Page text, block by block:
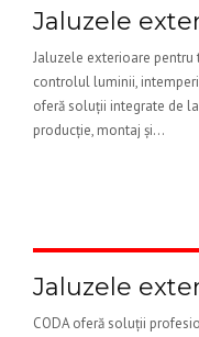
Jaluzele
Jaluzele exterioare pentru
controlul luminii,
oferă soluții integrate de
producție, montaj și...
Jaluzele
CODA oferă soluții